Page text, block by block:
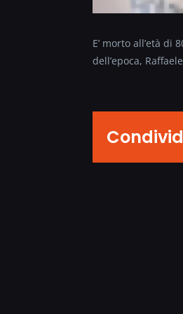
E’ morto all’età
dell’epoca,